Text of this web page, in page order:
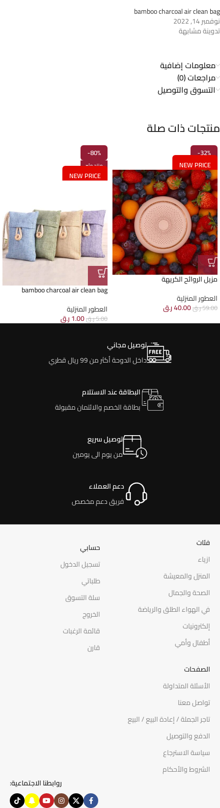
bamboo charcoal air clean bag
نوفمبر 14, 2022
تدوينة مشابهة
معلومات إضافية
مراجعات (0)
التسوق والتوصيل
منتجات ذات صلة
-32%
NEW PRICE
مزيل الروائح الكريهة
العطور المنزلية
59.00ر.ق40.00ر.ق
-80%
منتج مثير
NEW PRICE
bamboo charcoal air clean bag
العطور المنزلية
5.00ر.ق1.00ر.ق
توصيل مجاني
داخل الدوحة أكثر من 99 ريال قطري
البطاقة عند الاستلام
بطاقة الخصم والائتمان مقبولة
توصيل سريع
من يوم الى يومين
دعم العملاء
فريق دعم مخصص
فئات
ازياء
المنزل والمعيشة
الصحة والجمال
في الهواء الطلق والرياضة
إلكترونيات
أطفال وأمي
حسابي
تسجيل الدخول
طلباتي
سلة التسوق
الخروج
قائمة الرغبات
قارن
الصفحات
الأسئلة المتداولة
تواصل معنا
تاجر الجملة / إعادة البيع / البيع
الدفع والتوصيل
سياسة الاسترجاع
الشروط والأحكام
روابطنا الاجتماعية: